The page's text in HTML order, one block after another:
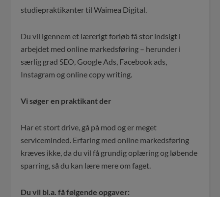
studiepraktikanter til Waimea Digital.
Du vil igennem et lærerigt forløb få stor indsigt i
arbejdet med online markedsføring – herunder i
særlig grad SEO, Google Ads, Facebook ads,
Instagram og online copy writing.
Vi søger en praktikant der
Har et stort drive, gå på mod og er meget
serviceminded. Erfaring med online markedsføring
kræves ikke, da du vil få grundig oplæring og løbende
sparring, så du kan lære mere om faget.
Du vil bl.a. få følgende opgaver: